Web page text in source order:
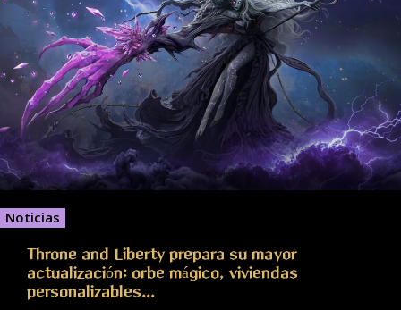
Noticias
Throne and Liberty prepara su mayor
actualización: orbe mágico, viviendas
personalizables...